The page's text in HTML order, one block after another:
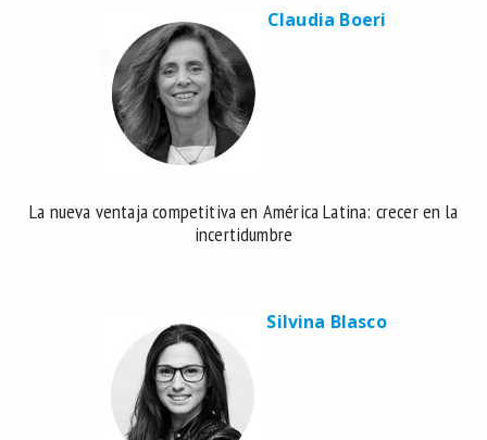
Claudia Boeri
La nueva ventaja competitiva en América Latina: crecer en la
incertidumbre
Silvina Blasco